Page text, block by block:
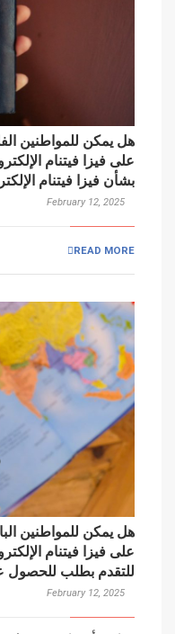
هل يمكن للمواطنين
بشأن فيزا فيتنام
February 12, 2025
READ MORE
هل يمكن للمواطنين
للتقدم بطلب للحصول
February 12, 2025